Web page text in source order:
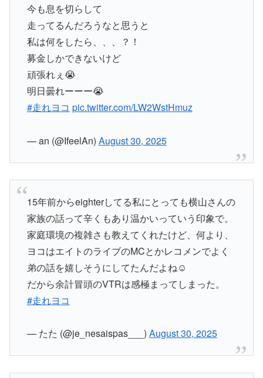
今も息を切らして
走ってるんだろうなと思うと
私は何をしたら、、、？！
募金しかできないけど
頑張れぇ😭
明日曇れーーー😭
#走れヨコ pic.twitter.com/LW2WstHmuz
— an (@IfeelAn) August 30, 2025
15年前からeighterしてる私にとっても横山さんの
家族の話って辛くもあり温かいっていう印象で。
家庭環境の複雑さも教えてくれたけど、何より、
ヨコはエイトのライブのMCとかレコメンでよく
弟の話を嬉しそうにしてたんだよね☺️
だから余計冒頭のVTRは感極まってしまった。
#走れヨコ
— たた (@je_nesaispas___) August 30, 2025